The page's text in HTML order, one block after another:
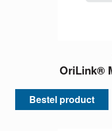
OriLink®
Bestel product